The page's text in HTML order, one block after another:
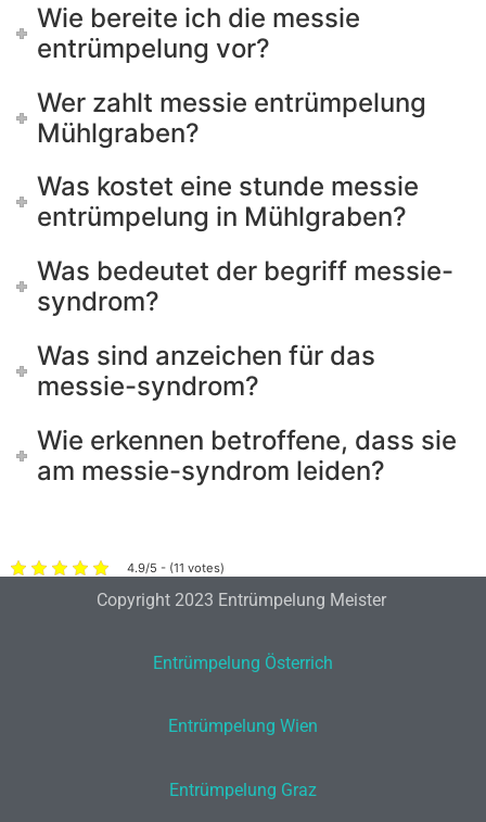
Wie bereite ich die messie
entrümpelung vor?
Wer zahlt messie entrümpelung
Mühlgraben?
Was kostet eine stunde messie
entrümpelung in Mühlgraben?
Was bedeutet der begriff messie-
syndrom?
Was sind anzeichen für das
messie-syndrom?
Wie erkennen betroffene, dass sie
am messie-syndrom leiden?
4.9/5 - (11 votes)
Copyright 2023 Entrümpelung Meister
Entrümpelung Österrich
Entrümpelung Wien
Entrümpelung Graz